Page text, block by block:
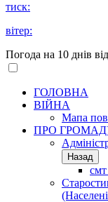
тиск:
вітер:
Погода на 10 днів від
ГОЛОВНА
ВІЙНА
Мапа
ПРО
Назад